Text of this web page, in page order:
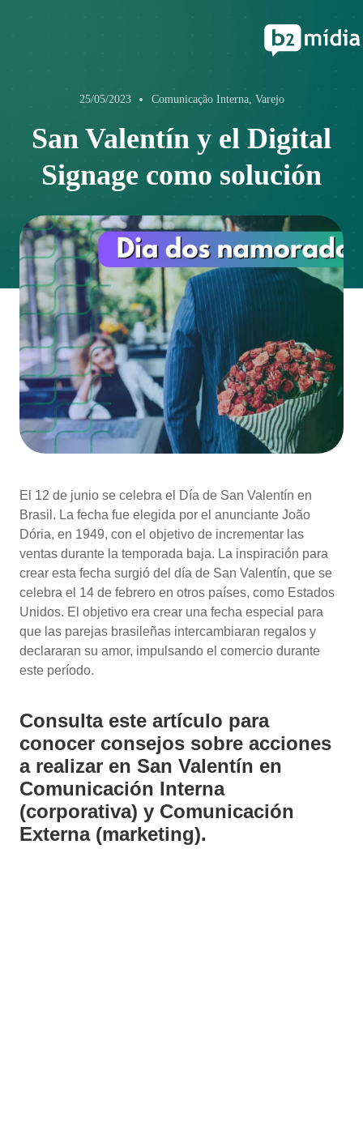
25/05/2023 Comunicação Interna, Varejo
San Valentín y el Digital
Signage como solución
El 12 de junio se celebra el Día de San Valentín en
Brasil. La fecha fue elegida por el anunciante João
Dória, en 1949, con el objetivo de incrementar las
ventas durante la temporada baja. La inspiración para
crear esta fecha surgió del día de San Valentín, que se
celebra el 14 de febrero en otros países, como Estados
Unidos. El objetivo era crear una fecha especial para
que las parejas brasileñas intercambiaran regalos y
declararan su amor, impulsando el comercio durante
este período.
Consulta este artículo para
conocer consejos sobre acciones
a realizar en San Valentín en
Comunicación Interna
(corporativa) y Comunicación
Externa (marketing).